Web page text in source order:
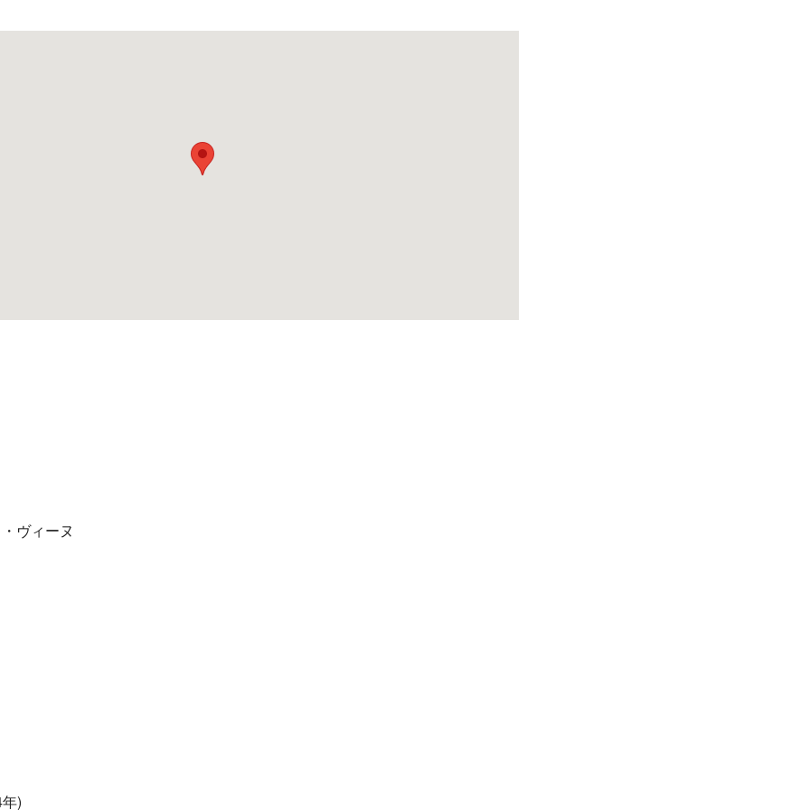
ヴィーヌ
)